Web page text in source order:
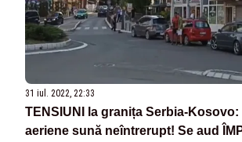
31 iul. 2022, 22:33
TENSIUNI la granița Serbia-
aeriene sună neîntrerupt! Se aud